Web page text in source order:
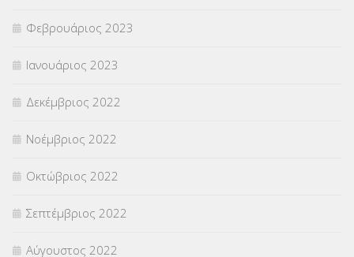
Φεβρουάριος 2023
Ιανουάριος 2023
Δεκέμβριος 2022
Νοέμβριος 2022
Οκτώβριος 2022
Σεπτέμβριος 2022
Αύγουστος 2022